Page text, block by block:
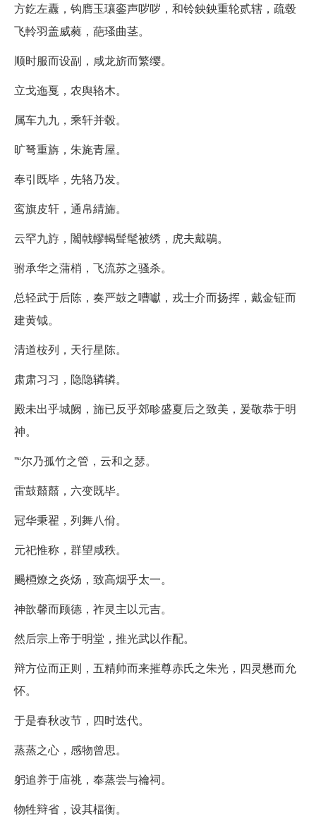
方釳左纛，钩膺玉瓖銮声哕哕，和铃鉠鉠重轮贰辖，疏毂
飞軨羽盖威蕤，葩瑵曲茎。
顺时服而设副，咸龙旂而繁缨。
立戈迤戛，农舆辂木。
属车九九，乘轩并毂。
旷弩重旃，朱旄青屋。
奉引既毕，先辂乃发。
鸾旗皮轩，通帛綪旆。
云罕九斿，闟戟轇輵髶髦被绣，虎夫戴鶡。
驸承华之蒲梢，飞流苏之骚杀。
总轻武于后陈，奏严鼓之嘈囐，戎士介而扬挥，戴金钲而
建黄钺。
清道桉列，天行星陈。
肃肃习习，隐隐辚辚。
殿未出乎城阙，旆已反乎郊畛盛夏后之致美，爰敬恭于明
神。
”“尔乃孤竹之管，云和之瑟。
雷鼓鼘鼘，六变既毕。
冠华秉翟，列舞八佾。
元祀惟称，群望咸秩。
颺槱燎之炎炀，致高烟乎太一。
神歆馨而顾德，祚灵主以元吉。
然后宗上帝于明堂，推光武以作配。
辩方位而正则，五精帅而来摧尊赤氏之朱光，四灵懋而允
怀。
于是春秋改节，四时迭代。
蒸蒸之心，感物曾思。
躬追养于庙祧，奉蒸尝与禴祠。
物牲辩省，设其楅衡。